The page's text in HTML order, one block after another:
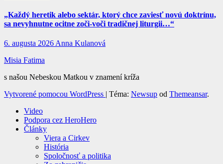
„Každý heretik alebo sektár, ktorý chce zaviesť novú doktrínu,
sa nevyhnutne ocitne zoči-voči tradičnej liturgii…“
6. augusta 2026Anna Kulanová
Misia Fatima
s našou Nebeskou Matkou v znamení kríža
Vytvorené pomocou WordPress | Téma: Newsup od Themeansar.
Video
Podpora cez HeroHero
Články
Viera a Cirkev
História
Spoločnosť a politika